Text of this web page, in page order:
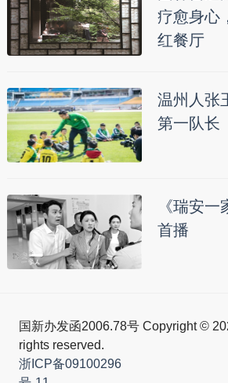
疗愈身心
红餐厅
温州人张
第一队长
《瑞安
首播
国新办发函2006.78号 Copyright ©
rights reserved.
浙ICP备09100296